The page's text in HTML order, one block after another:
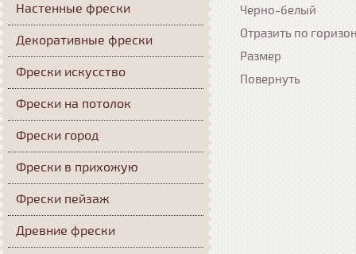
Черно-белый
Отразить по
Размер
Повернуть
Настенные фрески
Декоративные фрески
Фрески искусство
Фрески на потолок
Фрески город
Фрески в прихожую
Фрески пейзаж
Древние фрески